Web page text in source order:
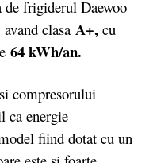
de frigiderul Daewoo
clasa A+, cu
64 kWh/an.
compresorului
ca energie
fiind dotat cu un